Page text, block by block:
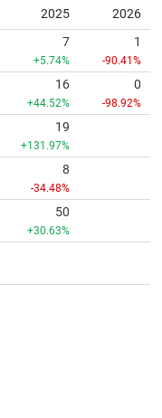
2025
2026
7
+5.74%
1
-90.41%
16
+44.52%
0
-98.92%
19
+131.97%
8
-34.48%
50
+30.63%